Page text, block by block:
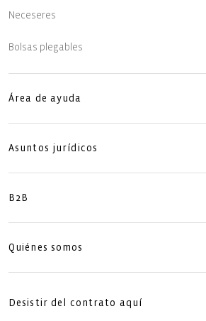
Neceseres
Bolsas plegables
Área de ayuda
Asuntos jurídicos
B2B
Quiénes somos
Desistir del contrato aquí